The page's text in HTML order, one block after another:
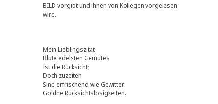
BILD vorgibt und ihnen von Kollegen vorgelesen
wird.
Mein Lieblingszitat
Blüte edelsten Gemütes
Ist die Rücksicht;
Doch zuzeiten
Sind erfrischend wie Gewitter
Goldne Rücksichtslosigkeiten.